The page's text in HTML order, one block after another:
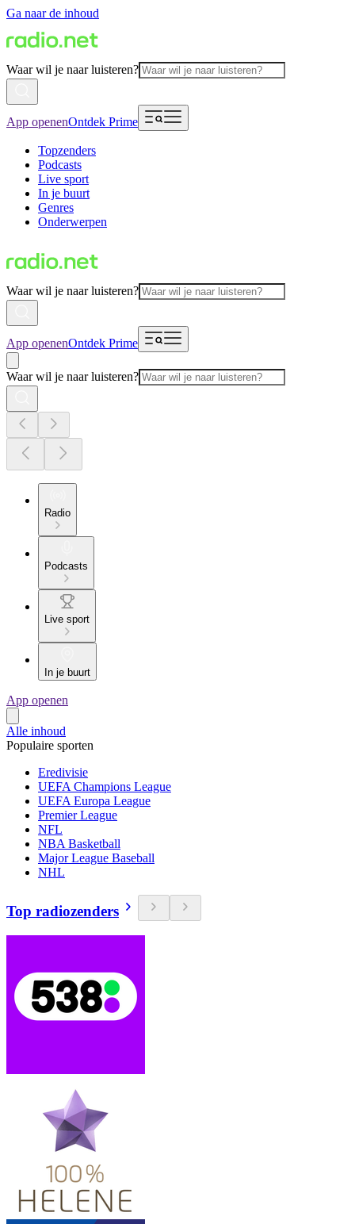
Ga naar de inhoud
Waar wil je naar luisteren?
App openenOntdek Prime
Topzenders
Podcasts
Live sport
In je buurt
Genres
Onderwerpen
Waar wil je naar luisteren?
App openenOntdek Prime
Waar wil je naar luisteren?
Radio
Podcasts
Live sport
In je buurt
App openen
Alle inhoud
Populaire sporten
Eredivisie
UEFA Champions League
UEFA Europa League
Premier League
NFL
NBA Basketball
Major League Baseball
NHL
Top radiozenders